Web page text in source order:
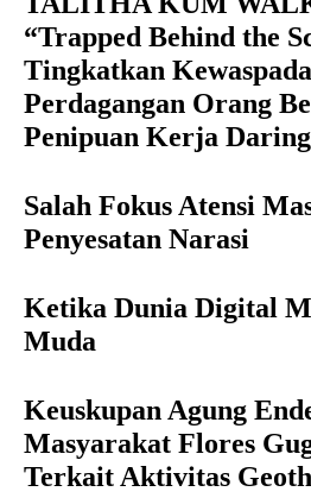
“Trapped Behind the
Tingkatkan
Perdagangan Orang
Penipuan Kerja Daring
Salah Fokus Atensi
Penyesatan Narasi
Ketika Dunia Digital
Muda
Keuskupan Agung
Masyarakat Flores
Terkait Aktivitas